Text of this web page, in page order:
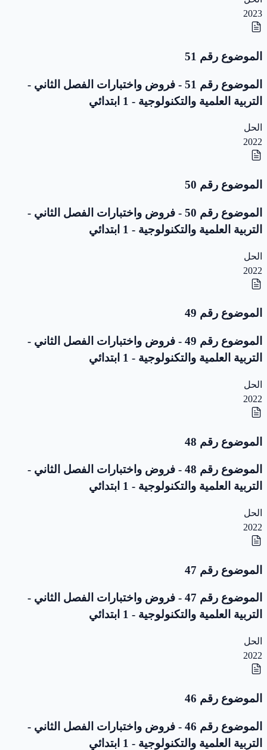
2023
الموضوع رقم 51
الموضوع رقم 51 - فروض واختبارات الفصل الثاني -
التربية العلمية والتكنولوجية - 1 ابتدائي
الحل
2022
الموضوع رقم 50
الموضوع رقم 50 - فروض واختبارات الفصل الثاني -
التربية العلمية والتكنولوجية - 1 ابتدائي
الحل
2022
الموضوع رقم 49
الموضوع رقم 49 - فروض واختبارات الفصل الثاني -
التربية العلمية والتكنولوجية - 1 ابتدائي
الحل
2022
الموضوع رقم 48
الموضوع رقم 48 - فروض واختبارات الفصل الثاني -
التربية العلمية والتكنولوجية - 1 ابتدائي
الحل
2022
الموضوع رقم 47
الموضوع رقم 47 - فروض واختبارات الفصل الثاني -
التربية العلمية والتكنولوجية - 1 ابتدائي
الحل
2022
الموضوع رقم 46
الموضوع رقم 46 - فروض واختبارات الفصل الثاني -
التربية العلمية والتكنولوجية - 1 ابتدائي